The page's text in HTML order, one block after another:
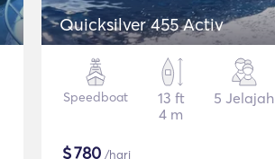
Quicksilver 455 Activ
Speedboat
13 ft
4 m
5 Jelajah
$780 /hari